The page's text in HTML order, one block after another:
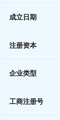
成立日期
注册资本
企业类型
工商注册号